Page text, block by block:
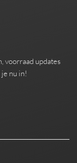
voorraad updates
nu in!